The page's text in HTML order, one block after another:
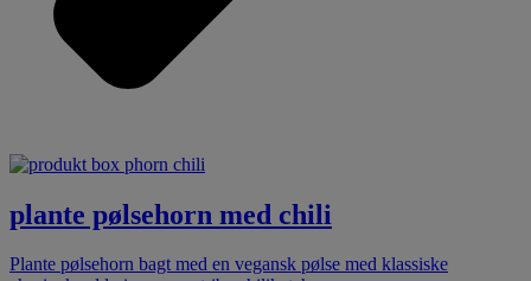
plante pølsehorn med chili
Plante pølsehorn bagt med en vegansk pølse med klassiske